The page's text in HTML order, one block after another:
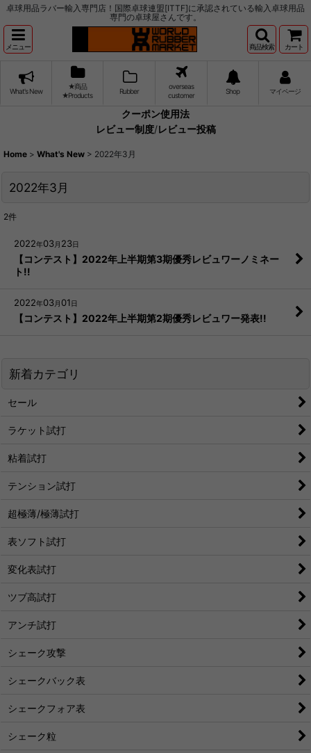
卓球用品ラバー輸入専門店！国際卓球連盟[ITTF]に承認されている輸入卓球用品
専門の卓球屋さんです。
メニュー 商品検索 カート
What's New
★商品
★Products
Rubber
overseas
customer
Shop マイページ
クーポン使用法
レビュー制度/レビュー投稿
Home > What's New > 2022年3月
2022年3月
2件
2022年03月 23日
【コンテスト】2022年上半期第3期優秀レビュワーノミネー
ト!!
2022年03月 01日
【コンテスト】2022年上半期第2期優秀レビュワー発表!!
新着カテゴリ
セール
ラケット試打
粘着試打
テンション試打
超極薄/極薄試打
表ソフト試打
変化表試打
ツブ高試打
アンチ試打
シェーク攻撃
シェークバック表
シェークフォア表
シェーク粒